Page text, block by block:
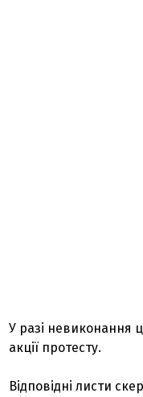
У разі невиконання
акції протесту.
Відповідні листи